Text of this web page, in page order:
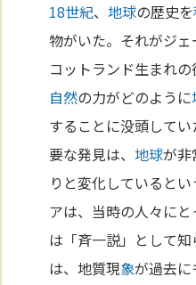
18世紀、地球の歴史を
物がいた。それがジ
コットランド生まれの
自然の力がどのように
することに没頭して
要な発見は、地球が非
りと変化していると
アは、当時の人々に
は「斉一説」として
は、地質現象が過去に